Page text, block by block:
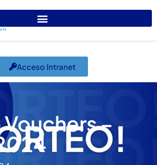
Acceso Intranet
–